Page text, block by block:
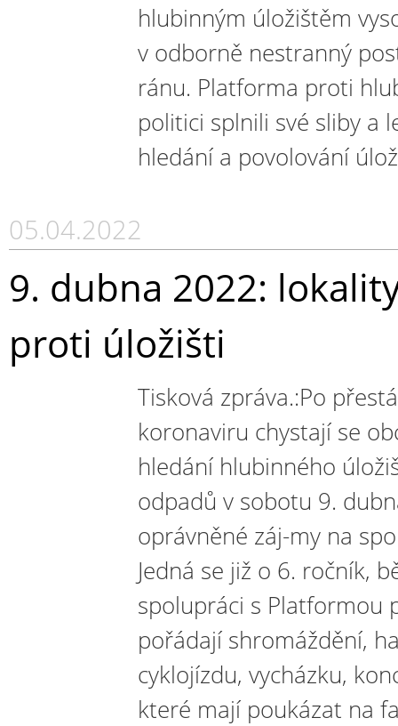
hlubinným úložištěm
v odborně nestranný
ránu. Platforma proti
politici splnili své sliby a
hledání a povolování
05.04.2022
9. dubna 2022:
proti úložišti
Tisková zpráva.:Po
koronaviru chystají se
hledání hlubinného
odpadů v sobotu 9.
oprávněné záj-my na
Jedná se již o 6. ročník,
spolupráci s Platformou
pořádají shromáždění,
cyklojízdu, vycházku,
které mají poukázat na